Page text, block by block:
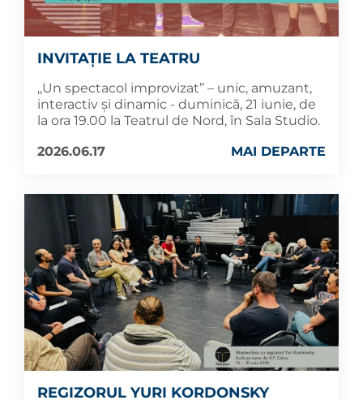
INVITAȚIE LA TEATRU
,,Un spectacol improvizat’’ – unic, amuzant,
interactiv și dinamic - duminică, 21 iunie, de
la ora 19.00 la Teatrul de Nord, în Sala Studio.
2026.06.17
MAI DEPARTE
REGIZORUL YURI KORDONSKY